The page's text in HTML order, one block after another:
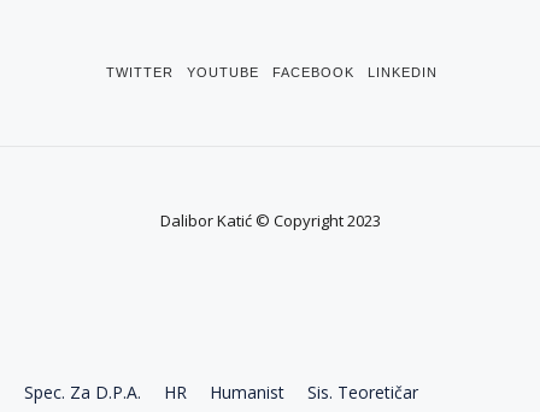
TWITTER YOUTUBE FACEBOOK LINKEDIN
Dalibor Katić © Copyright 2023
Spec. Za D.P.A. HR Humanist
Sis. Teoretičar